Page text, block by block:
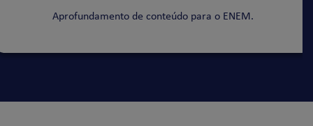
Aprofundamento de conteúdo para o ENEM.